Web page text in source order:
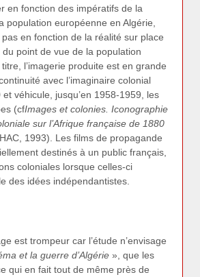
en fonction des impératifs de la
population européenne en Algérie,
en fonction de la réalité sur place
point de vue de la population
l’imagerie produite est en grande
avec l’imaginaire colonial
véhicule, jusqu’en 1958-1959, les
(cfImages et colonies. Iconographie
sur l’Afrique française de 1880
1993). Les films de propagande
destinés à un public français,
coloniales lorsque celles-ci
des idées indépendantistes.
est trompeur car l’étude n’envisage
et la guerre d’Algérie », que les
qui en fait tout de même près de